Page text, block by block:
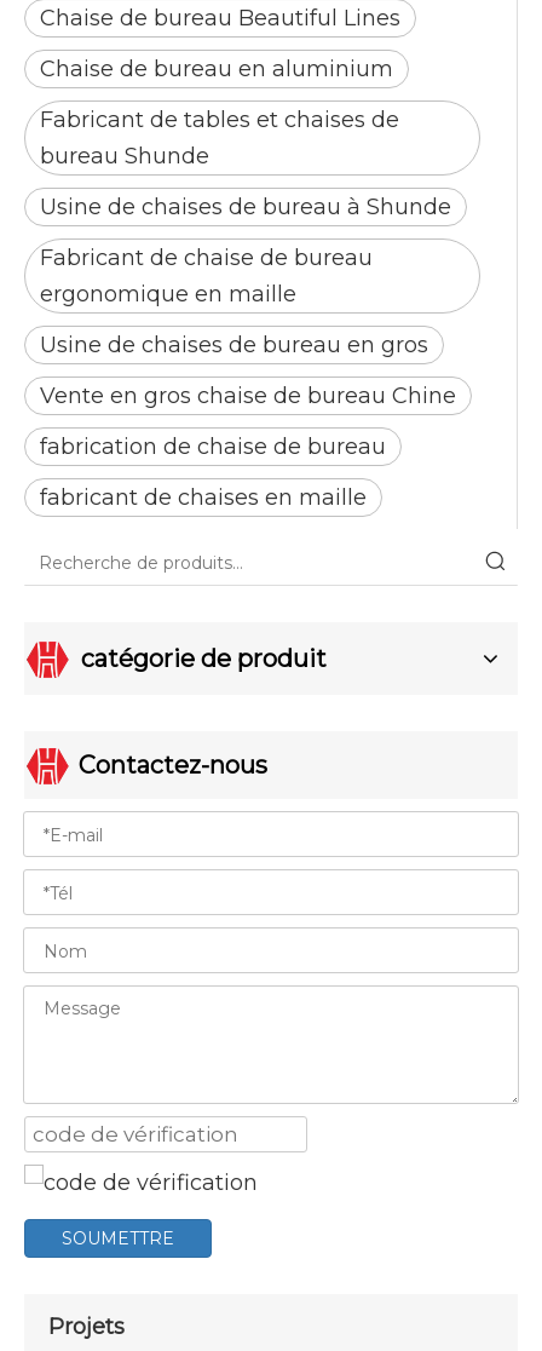
Chaise de bureau Beautiful Lines
Chaise de bureau en aluminium
Fabricant de tables et chaises de
bureau Shunde
Usine de chaises de bureau à Shunde
Fabricant de chaise de bureau
ergonomique en maille
Usine de chaises de bureau en gros
Vente en gros chaise de bureau Chine
fabrication de chaise de bureau
fabricant de chaises en maille
catégorie de produit
Contactez-nous
SOUMETTRE
Projets